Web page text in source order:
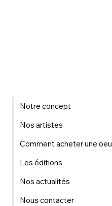
Notre concept
Nos artistes
Comment acheter une
Les éditions
Nos actualités
Nous contacter